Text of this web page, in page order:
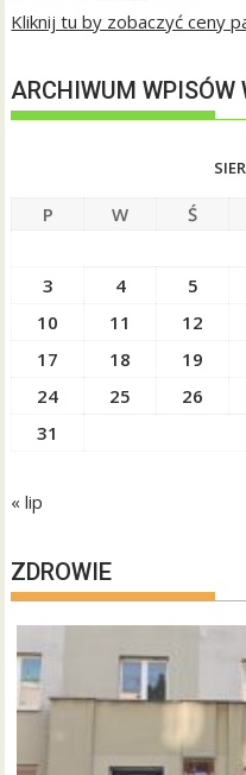
Kliknij tu by zobaczyć ceny
ARCHIWUM WPISÓW
P W Ś
3
4 5
10
11 12
17
18 19
24
25 26
31
« lip
ZDROWIE